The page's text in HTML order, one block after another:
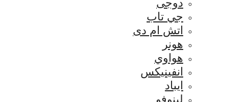
دوجى
جي تاب
اتش ام دى
هونر
هواوي
انفينيكس
ايباد
لينوفو